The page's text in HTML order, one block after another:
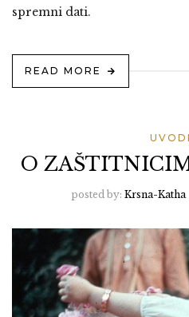
spremni dati.
READ MORE
O
posted by: Krsna-Katha